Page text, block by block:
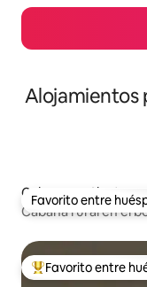
Alojamientos
Favorito entre
Favorito entre
Cabaña en Slapton
Cabaña rural en el
De los mejores en
Favorito entre